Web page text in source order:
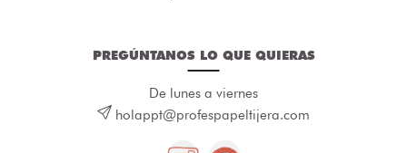
PREGÚNTANOS LO QUE QUIERAS
De lunes a viernes
holappt@profespapeltijera.com